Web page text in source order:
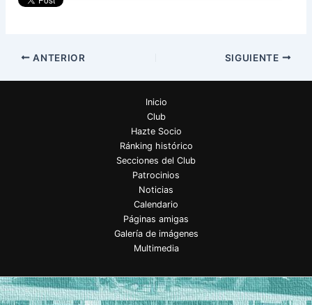
ANTERIOR SIGUIENTE
Inicio
Club
Hazte Socio
Ránking histórico
Secciones del Club
Patrocinios
Noticias
Calendario
Páginas amigas
Galería de imágenes
Multimedia